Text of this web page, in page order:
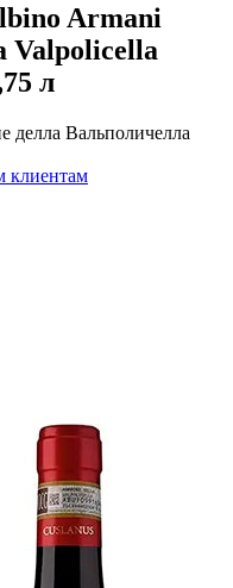
Armani
Valpolicella
л
Вальполичелла
клиентам